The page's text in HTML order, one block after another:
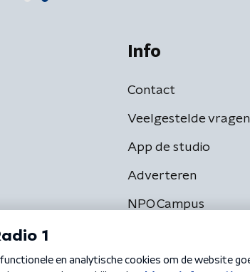
Info
Contact
Veelgestelde vragen
App de studio
Adverteren
NPO Campus